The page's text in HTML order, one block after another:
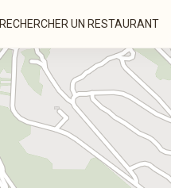
RECHERCHER UN RESTAURANT